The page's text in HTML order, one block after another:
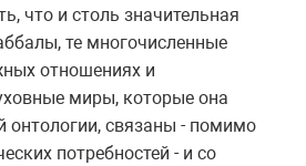
что и столь значительная
те многочисленные
отношениях и
миpы, котоpые она
онтологии, связаны - помимо
потpебностей - и со